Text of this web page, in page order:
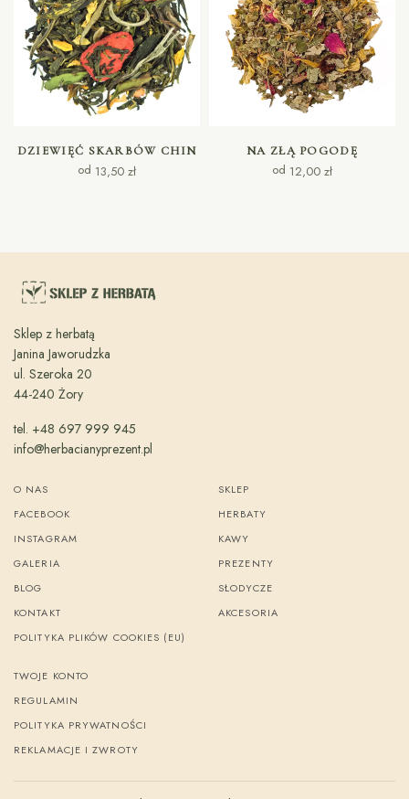
WYBIERZ OPCJE
DZIEWIĘĆ SKARBÓW CHIN
od 13,50 zł
WYBIERZ OPCJE
NA ZŁĄ POGODĘ
od 12,00 zł
Sklep z herbatą
Janina Jaworudzka
ul. Szeroka 20
44-240 Żory
tel. +48 697 999 945
info@herbacianyprezent.pl
O NAS
FACEBOOK
INSTAGRAM
GALERIA
BLOG
KONTAKT
POLITYKA PLIKÓW COOKIES (EU)
SKLEP
HERBATY
KAWY
PREZENTY
SŁODYCZE
AKCESORIA
TWOJE KONTO
REGULAMIN
POLITYKA PRYWATNOŚCI
REKLAMACJE I ZWROTY